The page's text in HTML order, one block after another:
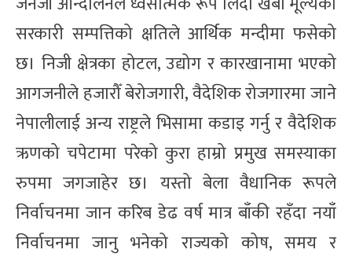
सरकारी सम्पत्तिको क्षतिले आर्थिक मन्दीमा फसेको
छ। निजी क्षेत्रका होटल, उद्योग र कारखानामा भएको
आगजनीले हजारौँ बेरोजगारी, वैदेशिक रोजगारमा जाने
नेपालीलाई अन्य राष्ट्रले भिसामा कडाइ गर्नु र वैदेशिक
ऋणको चपेटामा परेको कुरा हाम्रो प्रमुख समस्याका
रुपमा जगजाहेर छ। यस्तो बेला वैधानिक रूपले
निर्वाचनमा जान करिब डेढ वर्ष मात्र बाँकी रहँदा नयाँ
निर्वाचनमा जानु भनेको राज्यको कोष, समय र